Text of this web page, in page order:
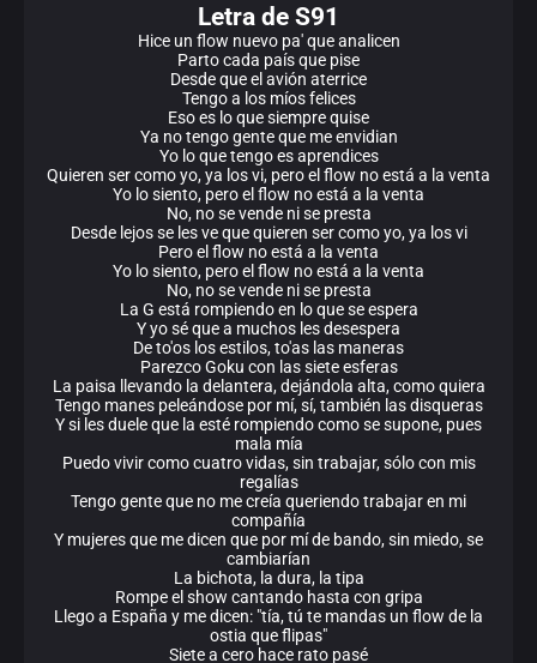
Letra de S91
Hice un flow nuevo pa' que analicen
Parto cada país que pise
Desde que el avión aterrice
Tengo a los míos felices
Eso es lo que siempre quise
Ya no tengo gente que me envidian
Yo lo que tengo es aprendices
Quieren ser como yo, ya los vi, pero el flow no está a la venta
Yo lo siento, pero el flow no está a la venta
No, no se vende ni se presta
Desde lejos se les ve que quieren ser como yo, ya los vi
Pero el flow no está a la venta
Yo lo siento, pero el flow no está a la venta
No, no se vende ni se presta
La G está rompiendo en lo que se espera
Y yo sé que a muchos les desespera
De to'os los estilos, to'as las maneras
Parezco Goku con las siete esferas
La paisa llevando la delantera, dejándola alta, como quiera
Tengo manes peleándose por mí, sí, también las disqueras
Y si les duele que la esté rompiendo como se supone, pues
mala mía
Puedo vivir como cuatro vidas, sin trabajar, sólo con mis
regalías
Tengo gente que no me creía queriendo trabajar en mi
compañía
Y mujeres que me dicen que por mí de bando, sin miedo, se
cambiarían
La bichota, la dura, la tipa
Rompe el show cantando hasta con gripa
Llego a España y me dicen: "tía, tú te mandas un flow de la
ostia que flipas"
Siete a cero hace rato pasé